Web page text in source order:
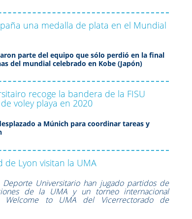
una medalla de plata en el Mundial
parte del equipo que sólo perdió en la final
del mundial celebrado en Kobe (Japón)
recoge la bandera de la FISU
voley playa en 2020
a Múnich para coordinar tareas y
de Lyon visitan la UMA
Universitario han jugado partidos de
de la UMA y un torneo internacional
to UMA del Vicerrectorado de